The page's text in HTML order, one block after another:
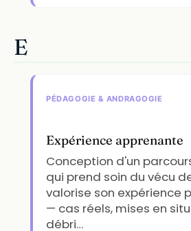
E
PÉDAGOGIE & ANDRAGOGIE
Expérience apprenante
Conception d'un
qui prend soin du vécu
valorise son expérience
— cas réels, mises en
débri…